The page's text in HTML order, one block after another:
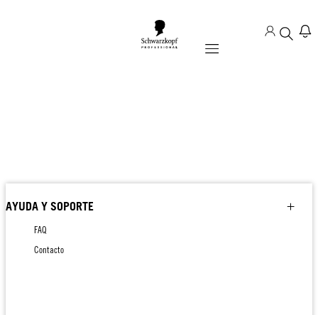
Mobile navigation
AYUDA Y SOPORTE
FAQ
Contacto